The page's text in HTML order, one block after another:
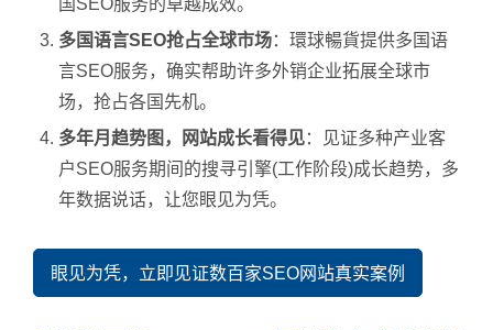
多国语言SEO抢占全球市场：環球暢貨提供多国语
言SEO服务，确实帮助许多外销企业拓展全球市
场，抢占各国先机。
多年月趋势图，网站成长看得见：见证多种产业客
户SEO服务期间的搜寻引擎(工作阶段)成长趋势，多
年数据说话，让您眼见为凭。
眼见为凭，立即见证数百家SEO网站真实案例